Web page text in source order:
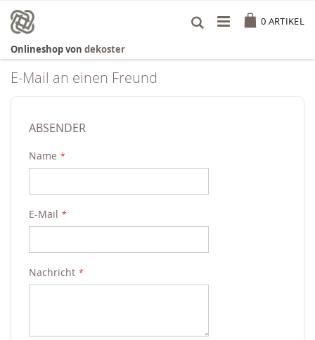
Inhalt
springen
0 ARTIKEL
Onlineshop von dekoster
E-Mail an einen Freund
ABSENDER
Name
E-Mail
Nachricht